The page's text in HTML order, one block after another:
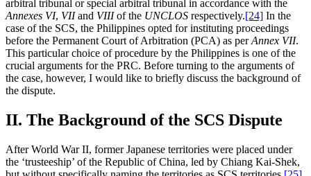
arbitral tribunal or special arbitral tribunal in accordance with the
Annexes VI, VIIand VIIIof the UNCLOS respectively.[24] In the
case of the SCS, the Philippines opted for instituting proceedings
before the Permanent Court of Arbitration (PCA) as perAnnex VII.
This particular choice of procedure by the Philippines is one of the
crucial arguments for the PRC. Before turning to the arguments of
the case, however, I would like to briefly discuss the background of
the dispute.
II. The Background of the SCS Dispute
After World War II, former Japanese territories were placed under
the ‘trusteeship’ of the Republic of China, led by Chiang Kai-Shek,